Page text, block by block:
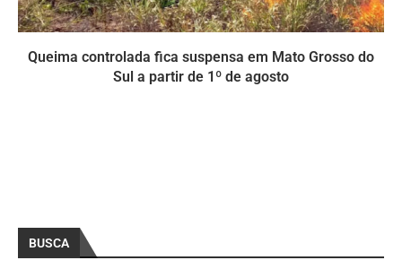
Queima controlada fica suspensa em Mato Grosso do
Sul a partir de 1º de agosto
BUSCA